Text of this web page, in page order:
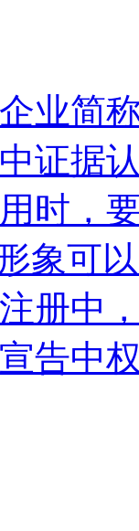
业简
证据
时，
象可
册中
告中